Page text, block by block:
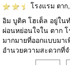
โรงแรม ตาก
อิม บูติค โฮเต็ล อยู่ใน
ผ่อนหย่อนใจใน ตาก
มากมายที่ออกแบบมา
อำนวยความสะดวกที่